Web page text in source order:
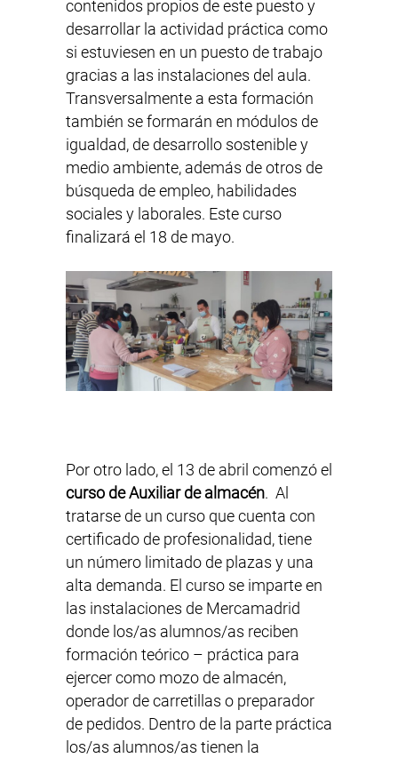
contenidos propios de este puesto y
desarrollar la actividad práctica como
si estuviesen en un puesto de trabajo
gracias a las instalaciones del aula.
Transversalmente a esta formación
también se formarán en módulos de
igualdad, de desarrollo sostenible y
medio ambiente, además de otros de
búsqueda de empleo, habilidades
sociales y laborales. Este curso
finalizará el 18 de mayo.
Por otro lado, el 13 de abril comenzó el
curso de Auxiliar de a lmacén. Al
tratarse de un curso que cuenta con
certificado de profesionalidad, tiene
un número limitado de plazas y una
alta demanda. El curso se imparte en
las instalaciones de Mercamadrid
donde los/as alumnos/as reciben
formación teórico – práctica para
ejercer como mozo de almacén,
operador de carretillas o preparador
de pedidos. Dentro de la parte práctica
los/as alumnos/as tienen la